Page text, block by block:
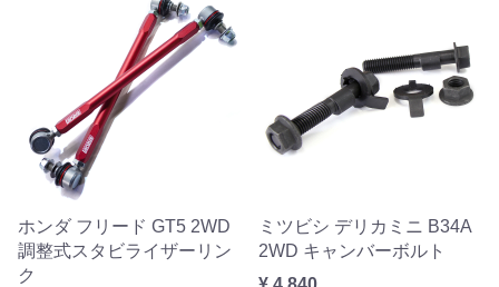
ホンダ フリード GT5 2WD
調整式スタビライザーリン
ク
ミツビシ デリカミニ B34A
2WD キャンバーボルト